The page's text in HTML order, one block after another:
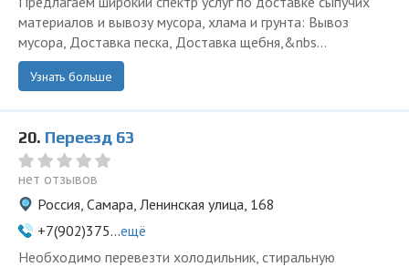
материалов и вывозу мусора, хлама и грунта: Вывоз
мусора, Доставка песка, Доставка щебня,&nbs...
Узнать больше
20. Переезд 63
нет отзывов
Россия, Самара, Ленинская улица, 168
+7(902)375...ещё
Необходимо перевезти холодильник, стиральную